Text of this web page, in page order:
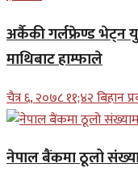
अर्कैकी गर्लफ्रेण्ड
माथिबाट हाम्फाले
चैत्र ६, २०७८ ११;४२ बिहान
नेपाल बैंकमा ठूलो